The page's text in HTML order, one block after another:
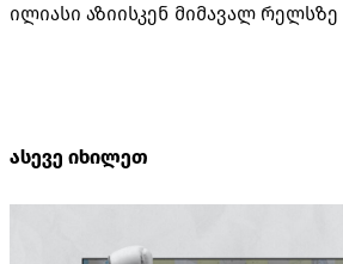
ილიასი აზიისკენ მიმავალ რელსზე
ასევე იხილეთ